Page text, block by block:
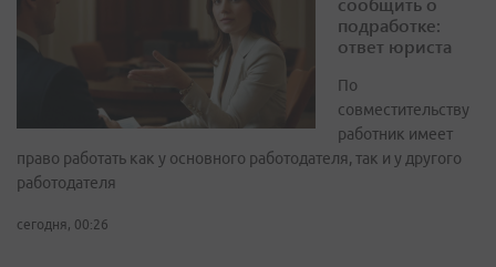
подработке:
ответ юриста
По
совместительству
работник имеет
право работать как у основного работодателя, так и у другого
работодателя
сегодня, 00:26